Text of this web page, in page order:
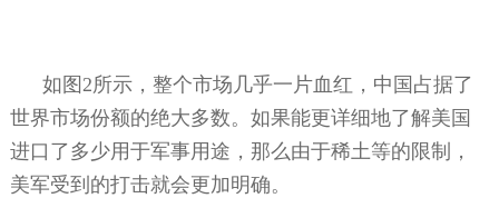
如图 2所示，整个市场几乎一片血红，中国占据了
世界市场份额的绝大多数。如果能更详细地了解美国
进口了多少用于军事用途，那么由于稀土等的限制，
美军受到的打击就会更加明确。